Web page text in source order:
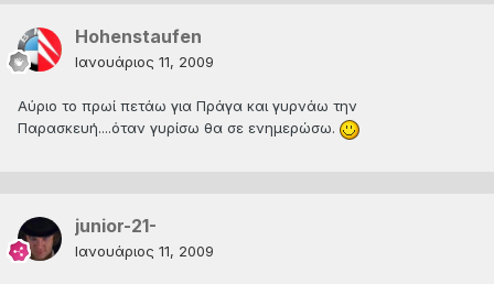
Hohenstaufen
Ιανουάριος 11, 2009
Αύριο το πρωί πετάω για Πράγα και γυρνάω την
Παρασκευή....όταν γυρίσω θα σε ενημερώσω.
junior-21-
Ιανουάριος 11, 2009